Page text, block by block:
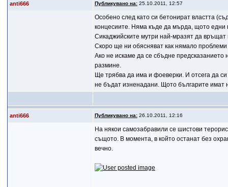
anti666 Публикувано на:25.10.2011, 12:57
Особено след като си бетонират властта
концесиите. Няма къде да мърда, щото едни
Сикаджийските мутри най-мразят да връщат
Скоро ще ни обясняват как нямало
Ако не искаме да се сбъдне предсказанието
размине.
Ще трябва да има и фоеверки. И отсега да
не бъдат изненадани. Щото българите имат
anti666 Публикувано на:26.10.2011, 12:16
На някои самозабравили се шистови
същото. В момента, в който останат без
вечно.